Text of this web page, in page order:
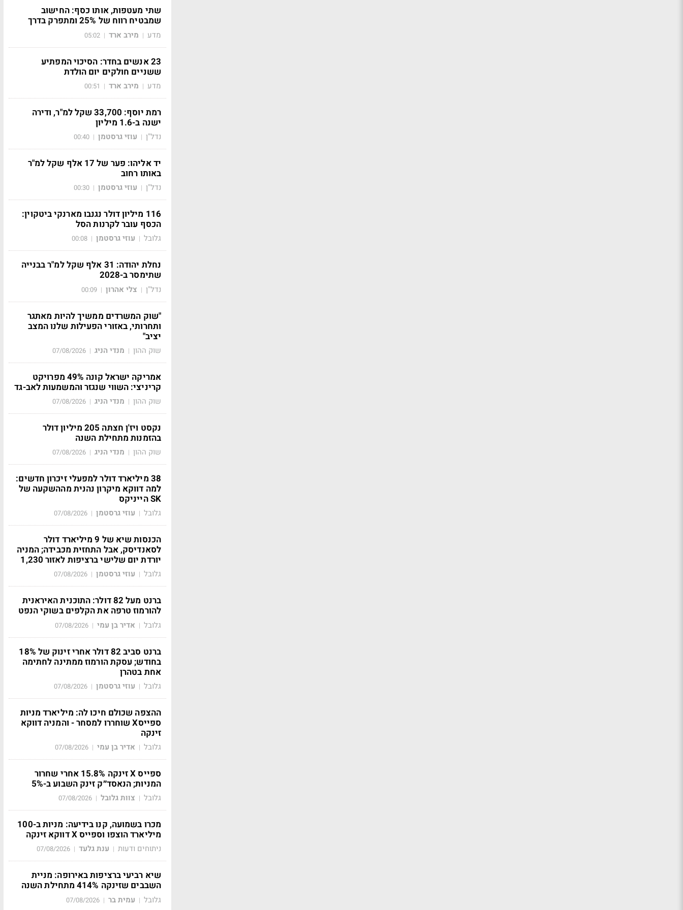
שתי מעטפות, אותו כסף: החישוב
שמבטיח רווח של 25% ומתפרק בדרך
מדע | מירב ארד |
05:02
23 אנשים בחדר: הסיכוי המפתיע
ששניים חולקים יום הולדת
מדע | מירב ארד |
00:51
רמת יוסף: 33,700 שקל למ"ר, ודירה
ישנה ב-1.6 מיליון
נדל"ן | עוזי גרסטמן |
00:40
יד אליהו: פער של 17 אלף שקל למ"ר
באותו רחוב
נדל"ן | עוזי גרסטמן |
00:30
116 מיליון דולר נגנבו מארנקי ביטקוין:
הכסף עובר לקרנות הסל
גלובל | עוזי גרסטמן |
00:08
נחלת יהודה: 31 אלף שקל למ"ר בבנייה
שתימסר ב-2028
נדל"ן | צלי אהרון |
00:09
"שוק המשרדים ממשיך להיות מאתגר
ותחרותי, באזורי הפעילות שלנו המצב
יציב"
שוק ההון | מנדי הניג |
07/08/2026
אמריקה ישראל קונה 49% מפרויקט
קריניצי: השווי שנגזר והמשמעות לאב-גד
שוק ההון | מנדי הניג |
07/08/2026
נקסט ויז'ן חצתה 205 מיליון דולר
בהזמנות מתחילת השנה
שוק ההון | מנדי הניג |
07/08/2026
38 מיליארד דולר למפעלי זיכרון חדשים:
למה דווקא מיקרון נהנית מההשקעה של
SK הייניקס
גלובל | עוזי גרסטמן |
07/08/2026
הכנסות שיא של 9 מיליארד דולר
לסאנדיסק, אבל התחזית מכבידה; המניה
יורדת יום שלישי ברציפות לאזור 1,230
גלובל | עוזי גרסטמן |
07/08/2026
ברנט מעל 82 דולר: התוכנית האיראנית
להורמוז טרפה את הקלפים בשוקי הנפט
גלובל | אדיר בן עמי |
07/08/2026
ברנט סביב 82 דולר אחרי זינוק של 18%
בחודש; עסקת הורמוז ממתינה לחתימה
אחת בטהרן
גלובל | עוזי גרסטמן |
07/08/2026
ההצפה שכולם חיכו לה: מיליארד מניות
ספייסX שוחררו למסחר - והמניה דווקא
זינקה
גלובל | אדיר בן עמי |
07/08/2026
ספייס X זינקה 15.8% אחרי שחרור
המניות; הנאסד״ק זינק השבוע ב-5%
גלובל | צוות גלובל |
07/08/2026
מכרו בשמועה, קנו בידיעה: מניות ב-100
מיליארד הוצפו וספייס X דווקא זינקה
ניתוחים ודעות | ענת גלעד |
07/08/2026
שיא רביעי ברציפות באירופה: מניית
השבבים שזינקה 414% מתחילת השנה
גלובל | עמית בר |
07/08/2026